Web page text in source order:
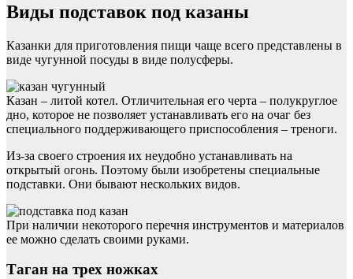
Виды подставок под казаны
Казанки для приготовления пищи чаще всего представлены в
виде чугунной посуды в виде полусферы.
Казан – литой котел. Отличительная его черта – полукруглое
дно, которое не позволяет устанавливать его на очаг без
специального поддерживающего приспособления – треноги.
Из-за своего строения их неудобно устанавливать на
открытый огонь. Поэтому были изобретены специальные
подставки. Они бывают нескольких видов.
При наличии некоторого перечня инструментов и материалов
ее можно сделать своими руками.
Таган на трех ножках